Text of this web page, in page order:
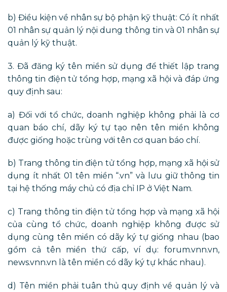
b) Điều kiện về nhân sự bộ phận kỹ thuật: Có ít nhất
01 nhân sự quản lý nội dung thông tin và 01 nhân sự
quản lý kỹ thuật.
3. Đã đăng ký tên miền sử dụng để thiết lập trang
thông tin điện tử tổng hợp, mạng xã hội và đáp ứng
quy định sau:
a) Đối với tổ chức, doanh nghiệp không phải là cơ
quan báo chí, dãy ký tự tạo nên tên miền không
được giống hoặc trùng với tên cơ quan báo chí.
b) Trang thông tin điện tử tổng hợp, mạng xã hội sử
dụng ít nhất 01 tên miền “.vn” và lưu giữ thông tin
tại hệ thống máy chủ có địa chỉ IP ở Việt Nam.
c) Trang thông tin điện tử tổng hợp và mạng xã hội
của cùng tổ chức, doanh nghiệp không được sử
dụng cùng tên miền có dãy ký tự giống nhau (bao
gồm cả tên miền thứ cấp, ví dụ: forum.vnn.vn,
news.vnn.vn là tên miền có dãy ký tự khác nhau).
d) Tên miền phải tuân thủ quy định về quản lý và